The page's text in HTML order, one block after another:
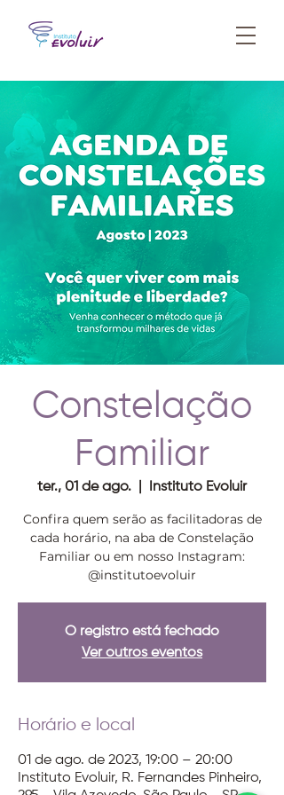
Constelação
Familiar
ter., 01 de ago. Instituto Evoluir
Confira quem serão as facilitadoras de
cada horário, na aba de Constelação
Familiar ou em nosso Instagram:
@institutoevoluir
O registro está fechado
Ver outros eventos
Horário e local
01 de ago. de 2023, 19:00 – 20:00
Instituto Evoluir, R. Fernandes Pinheiro,